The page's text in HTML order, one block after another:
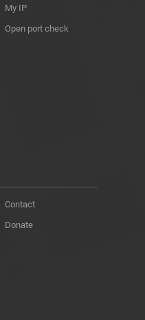
My IP
Open port check
Contact
Donate